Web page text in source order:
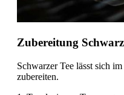
Zubereitung
Schwarzer Tee lässt sich
zubereiten.